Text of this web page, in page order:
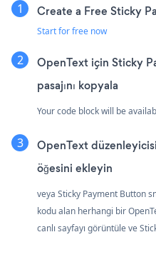
Create a Free Sticky
Start for free now
OpenText için Sticky
pasajını kopyala
Your code block will be
OpenText
öğesini ekleyin
veya Sticky Payment Button
kodu alan herhangi bir
canlı sayfayı görüntüle ve